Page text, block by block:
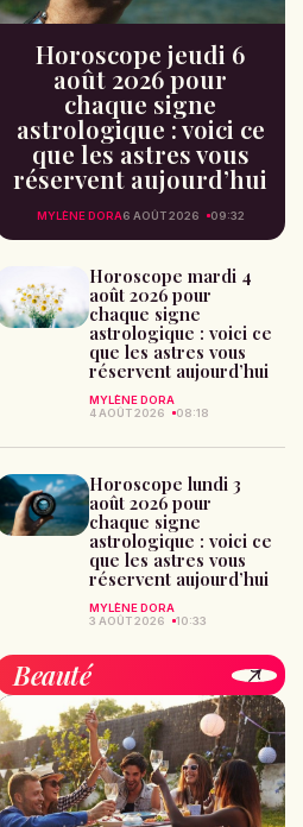
Horoscope jeudi 6
août 2026 pour
chaque signe
astrologique : voici ce
que les astres vous
réservent aujourd’hui
MYLÈNE DORA6 AOÛT 2026 09:32
Horoscope mardi 4
août 2026 pour
chaque signe
astrologique : voici ce
que les astres vous
réservent aujourd’hui
MYLÈNE DORA
4 AOÛT 2026
08:18
Horoscope lundi 3
août 2026 pour
chaque signe
astrologique : voici ce
que les astres vous
réservent aujourd’hui
MYLÈNE DORA
3 AOÛT 2026
10:33
Beauté